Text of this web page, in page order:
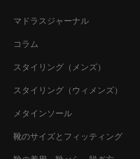
マドラスジャーナル
コラム
スタイリング（メンズ）
スタイリング（ウィメンズ）
メタインソール
靴のサイズとフィッティング